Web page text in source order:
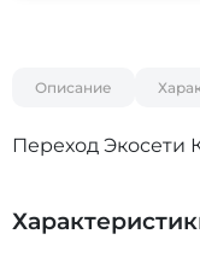
Описание
Переход Экосети